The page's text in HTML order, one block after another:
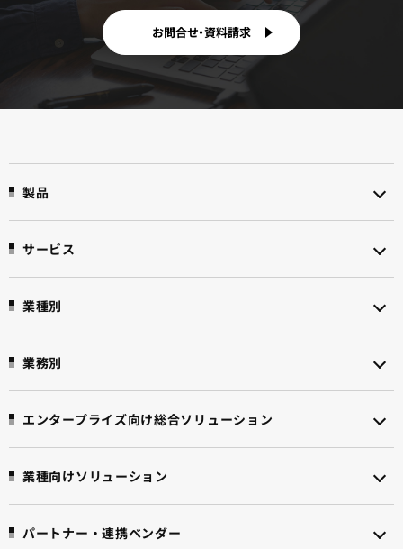
お問合せ・資料請求
製品
サービス
業種別
業務別
エンタープライズ向け総合ソリューション
業種向けソリューション
パートナー・連携ベンダー